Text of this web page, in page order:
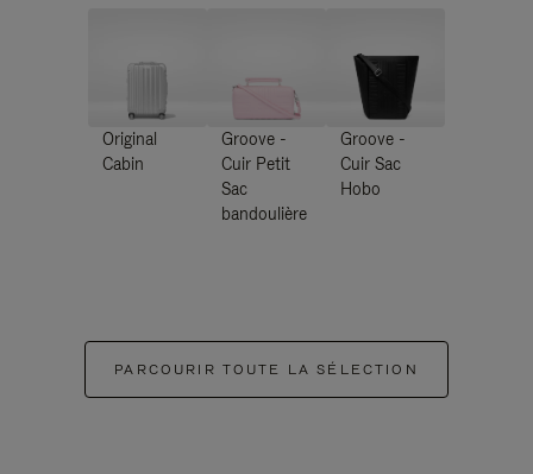
Original
Cabin
Groove -
Cuir Petit
Sac
bandoulière
Groove -
Cuir Sac
Hobo
PARCOURIR TOUTE LA SÉLECTION